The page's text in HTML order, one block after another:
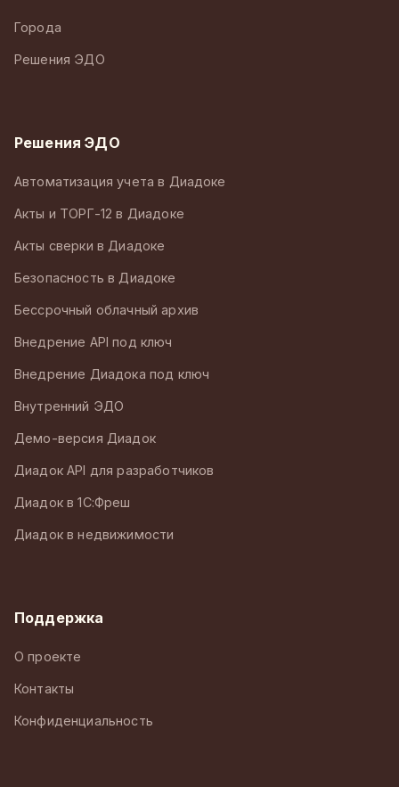
Города
Решения ЭДО
Решения ЭДО
Автоматизация учета в Диадоке
Акты и ТОРГ-12 в Диадоке
Акты сверки в Диадоке
Безопасность в Диадоке
Бессрочный облачный архив
Внедрение API под ключ
Внедрение Диадока под ключ
Внутренний ЭДО
Демо-версия Диадок
Диадок API для разработчиков
Диадок в 1С:Фреш
Диадок в недвижимости
Поддержка
О проекте
Контакты
Конфиденциальность